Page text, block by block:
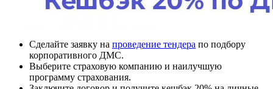
Сделайте заявку на проведение тендера по подбору
корпоративного ДМС.
Выберите страховую компанию и наилучшую
программу страхования.